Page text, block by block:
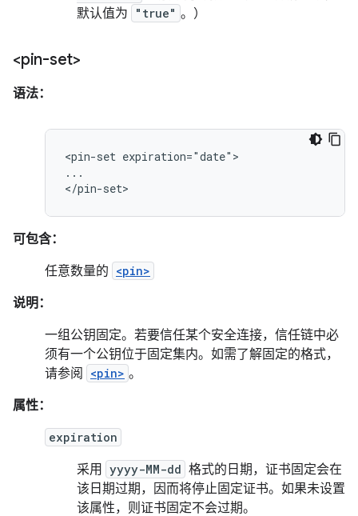
默认值为
"true" 。）
<pin-set>
语法：
<pin-set expiration="date">
...
</pin-set>
可包含：
任意数量的 <pin>
说明：
一组公钥固定。若要信任某个安全连接，信任链中必
须有一个公钥位于固定集内。如需了解固定的格式，
请参阅
<pin> 。
属性：
expiration
采用 yyyy-MM-dd 格式的日期，证书固定会在
该日期过期，因而将停止固定证书。如果未设置
该属性，则证书固定不会过期。